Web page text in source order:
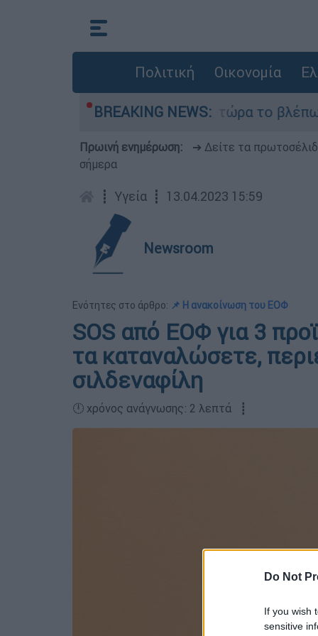
Do Not
If you wish
sensitive
Πολιτική Οικονομία
BREAKING NEWS:
outsider ήταν αδυναμία, τώρα το βλέπω ως
Πρωινή ενημέρωση: ➔ Δείτε τα
σήμερα
┋ Υγεία ┋ 13.04.2023 15:59
Newsroom
Ενότητες στο άρθρο: 📌 Η ανακοίνωση του ΕΟΦ
SOS από ΕΟΦ για 3
τα καταναλώσετε,
σιλδεναφίλη
🕛 χρόνος ανάγνωσης: 2 λεπτά ┋